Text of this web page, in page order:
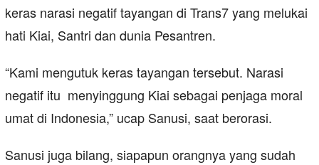
keras narasi negatif tayangan di Trans7 yang melukai
hati Kiai, Santri dan dunia Pesantren.
“Kami mengutuk keras tayangan tersebut. Narasi
negatif itu menyinggung Kiai sebagai penjaga moral
umat di Indonesia,” ucap Sanusi, saat berorasi.
Sanusi juga bilang, siapapun orangnya yang sudah